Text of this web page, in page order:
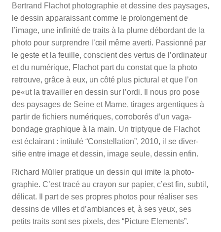
Bertrand Flachot photographie et dessine des paysa­ges,
le dessin apparaissant comme le prolongement de
l’image, une infinité de traits à la plume débordant de la
photo pour surprendre l’œil même averti. Passionné par
le geste et la feuille, conscient des vertus de l’ordina­teur
et du numérique, Flachot part du constat que la photo
retrouve, grâce à eux, un côté plus pictural et que l’on
pe«ut la travailler en dessin sur l’ordi. Il nous pro­ pose
des paysages de Seine et Marne, tirages argentiques à
partir de fichiers numériques, corroborés d’un vaga­
bondage graphique à la main. Un triptyque de Flachot
est éclairant : intitulé “Constellation”, 2010, il se diver­
sifie entre image et dessin, image seule, dessin enfin.
Richard Müller pratique un dessin qui imite la photo­
graphie. C’est tracé au crayon sur papier, c’est fin, subtil,
délicat. Il part de ses propres photos pour réaliser ses
dessins de villes et d’ambiances et, à ses yeux, ses
petits traits sont ses pixels, des “Picture Elements”.